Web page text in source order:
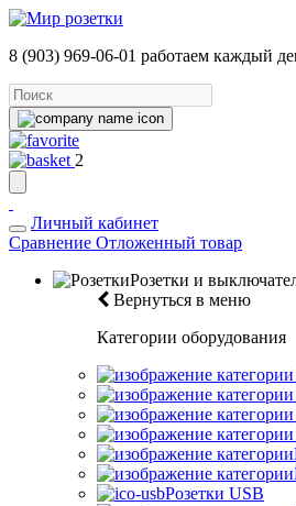
8 (903) 969-06-01 работаем каждый
2
Личный кабинет
Сравнение Отложенный товар
Розетки и
Вернуться в меню
Категории оборудования
Розетки USB